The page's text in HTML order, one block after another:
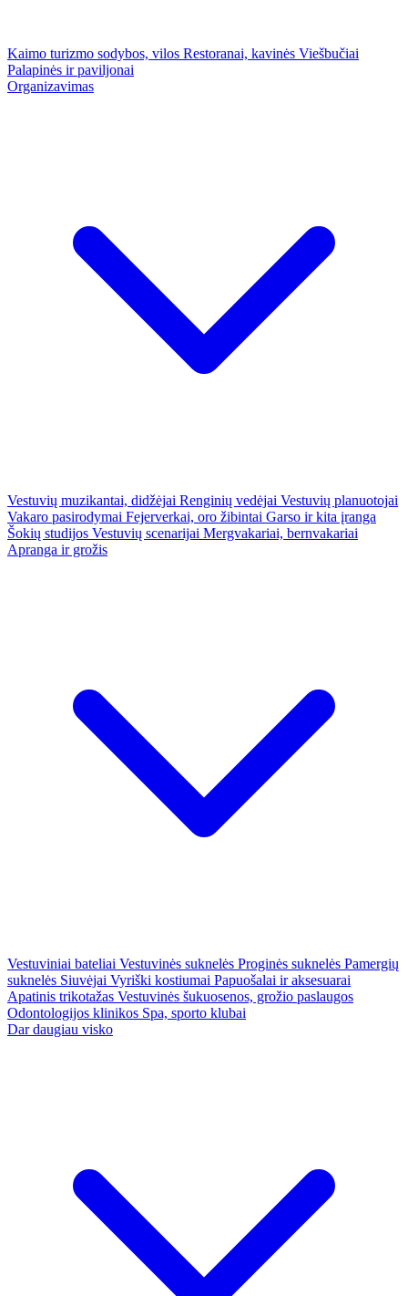
Kaimo turizmo sodybos, vilos Restoranai, kavinės Viešbučiai
Palapinės ir paviljonai
Organizavimas
Vestuvių muzikantai, didžėjai Renginių vedėjai Vestuvių planuotojai
Vakaro pasirodymai Fejerverkai, oro žibintai Garso ir kita įranga
Šokių studijos Vestuvių scenarijai Mergvakariai, bernvakariai
Apranga ir grožis
Vestuviniai bateliai Vestuvinės suknelės Proginės suknelės Pamergių
suknelės Siuvėjai Vyriški kostiumai Papuošalai ir aksesuarai
Apatinis trikotažas Vestuvinės šukuosenos, grožio paslaugos
Odontologijos klinikos Spa, sporto klubai
Dar daugiau visko